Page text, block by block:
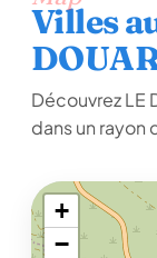
Villes
Découvrez LE
dans un rayon
+
−